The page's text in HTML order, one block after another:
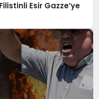
Esir Gazze’ye